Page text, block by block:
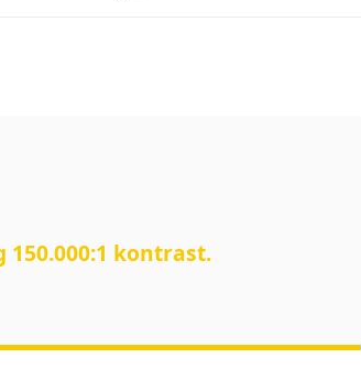
150.000:1 kontrast.